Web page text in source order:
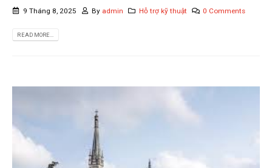
9 Tháng 8, 2025 By admin Hỗ trợ kỹ thuật 0 Comments
READ MORE...